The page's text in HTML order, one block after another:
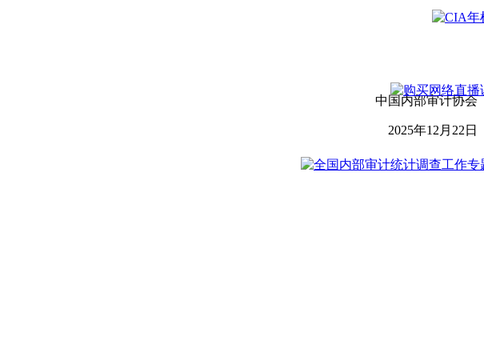
中国内部审计协会
2025年12月22日